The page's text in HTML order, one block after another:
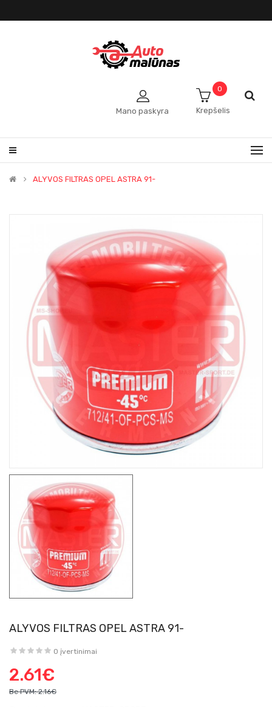
Mano paskyra Krepšelis
0
ALYVOS FILTRAS OPEL ASTRA 91-
ALYVOS FILTRAS OPEL ASTRA 91-
0 įvertinimai
2.61€
Be PVM: 2.16€